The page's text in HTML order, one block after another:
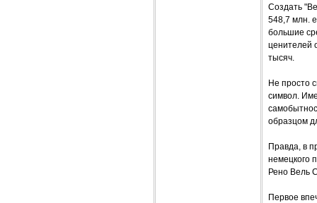
Создать
548,7 млн.
большие
ценителей
тысяч.
Не просто
символ.
образцом
Правда, в
немецкого
Рено Вель
Первое